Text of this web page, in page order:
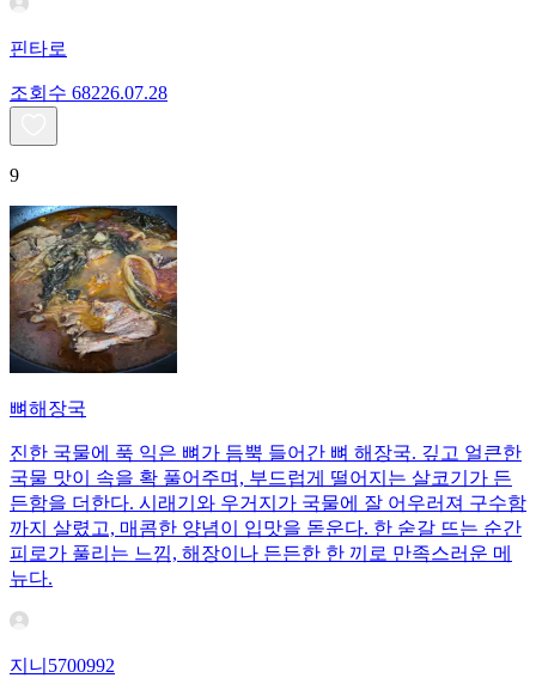
핀타로
조회수 68226.07.28
9
뼈해장국
진한 국물에 푹 익은 뼈가 듬뿍 들어간 뼈 해장국. 깊고 얼큰한
국물 맛이 속을 확 풀어주며, 부드럽게 떨어지는 살코기가 든
든함을 더한다. 시래기와 우거지가 국물에 잘 어우러져 구수함
까지 살렸고, 매콤한 양념이 입맛을 돋운다. 한 숟갈 뜨는 순간
피로가 풀리는 느낌, 해장이나 든든한 한 끼로 만족스러운 메
뉴다.
지니5700992